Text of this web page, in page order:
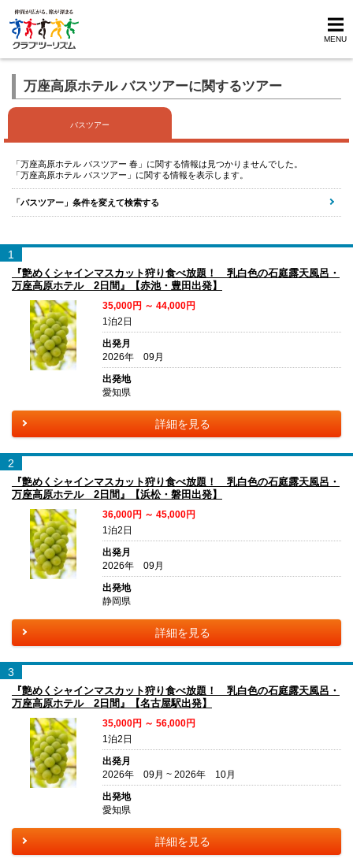
MENU
万座高原ホテル バスツアーに関するツアー
バスツアー
「万座高原ホテル バスツアー 春」に関する情報は見つかりませんでした。
「万座高原ホテル バスツアー」に関する情報を表示します。
「バスツアー」条件を変えて検索する
1
『艶めくシャインマスカット狩り食べ放題！ 乳白色の石庭露天風呂・
万座高原ホテル 2日間』【赤池・豊田出発】
35,000円 ～ 44,000円
1泊2日
出発月
2026年 09月
出発地
愛知県
詳細を見る
2
『艶めくシャインマスカット狩り食べ放題！ 乳白色の石庭露天風呂・
万座高原ホテル 2日間』【浜松・磐田出発】
36,000円 ～ 45,000円
1泊2日
出発月
2026年 09月
出発地
静岡県
詳細を見る
3
『艶めくシャインマスカット狩り食べ放題！ 乳白色の石庭露天風呂・
万座高原ホテル 2日間』【名古屋駅出発】
35,000円 ～ 56,000円
1泊2日
出発月
2026年 09月 ~ 2026年 10月
出発地
愛知県
詳細を見る